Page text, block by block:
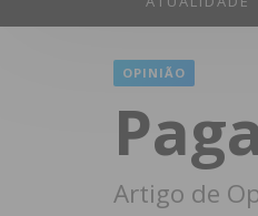
OPINIÃO
Artigo de